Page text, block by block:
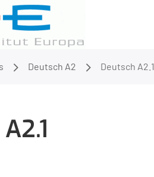
Deutsch A2 Deutsch A2.1